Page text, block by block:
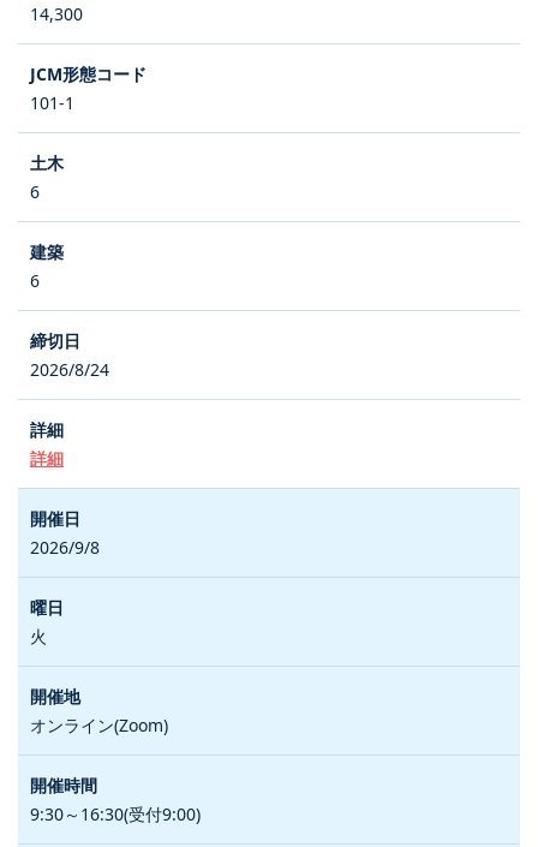
14,300
101-1
6
6
2026/8/24
詳細
2026/9/8
火
オンライン(Zoom)
9:30～16:30(受付9:00)